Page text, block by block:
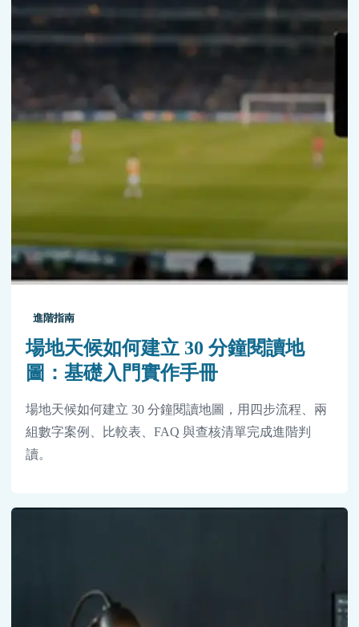
進階指南
場地天候如何建立 30 分鐘閱讀地
圖：基礎入門實作手冊
場地天候如何建立 30 分鐘閱讀地圖，用四步流程、兩
組數字案例、比較表、FAQ 與查核清單完成進階判
讀。